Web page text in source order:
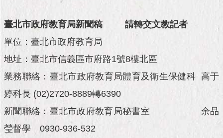
市
府
團
隊
市
公
告
施
臺北市政府教育局新聞稿
請轉交文教記者
單位：臺北市政府教育局
地址：臺北市信義區市府路1號8樓北區
業務聯絡：臺北市政府教育局體育及衛生保健科 高于
婷科長 (02)2720-8889轉6390
新聞聯絡：臺北市政府教育局秘書室 余品
瑩督學 0930-936-532